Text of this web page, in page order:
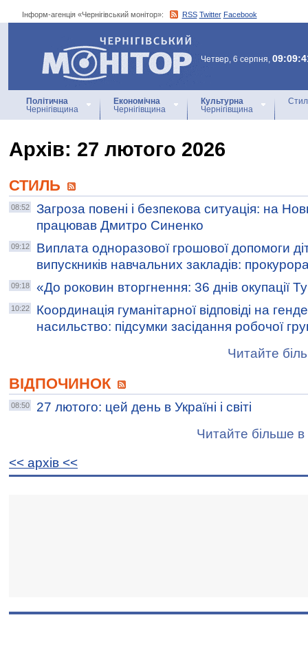
Інформ-агенція «Чернігівський монітор»: RSS Twitter Facebook
Інформ-агенція
«Чернігівський монітор»
Четвер, 6 серпня,
Політична
Чернігівщина
Економічна
Чернігівщина
Культурна
Чернігівщина
Архiв: 27 лютого 2026
СТИЛЬ
08:52
Загроза повені і безпекова ситуація: на
працював Дмитро Синенко
09:12
Виплата одноразової грошової допомоги
випускників навчальних закладів:
09:18 «До роковин вторгнення: 36 днів окупації
10:22
Координація гуманітарної відповіді на
насильство: підсумки засідання робочої
Читайте
ВІДПОЧИНОК
08:50
27 лютого: цей день в Україні і світі
Читайте більше в
<< архiв <<